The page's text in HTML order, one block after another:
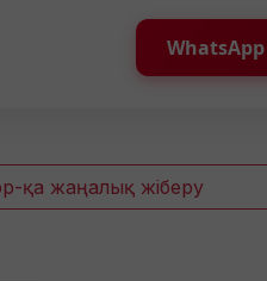
қа жаңалық жіберу